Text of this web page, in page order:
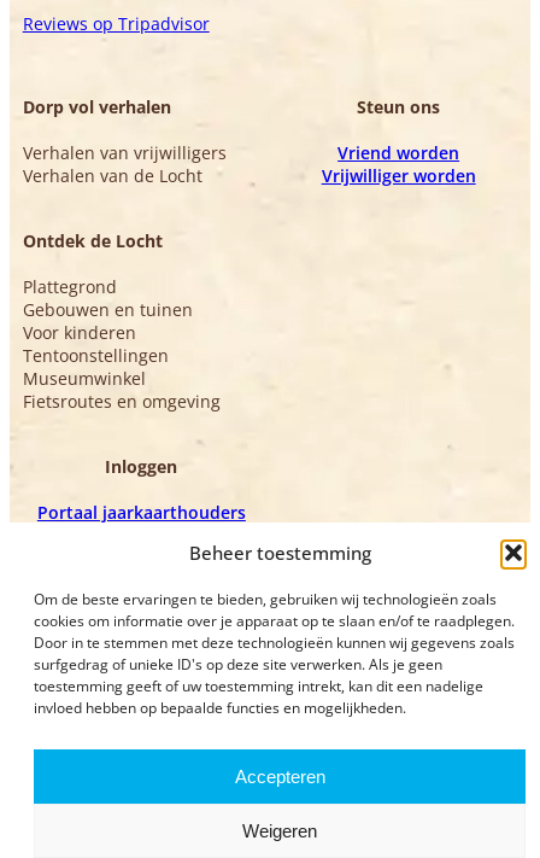
Beheer toestemming
Om de beste ervaringen te bieden, gebruiken wij technologieën zoals
cookies om informatie over je apparaat op te slaan en/of te raadplegen.
Door in te stemmen met deze technologieën kunnen wij gegevens zoals
surfgedrag of unieke ID's op deze site verwerken. Als je geen
toestemming geeft of uw toestemming intrekt, kan dit een nadelige
invloed hebben op bepaalde functies en mogelijkheden.
Accepteren
Weigeren
Reviews op Tripadvisor
Dorp vol verhalen
Verhalen van vrijwilligers
Verhalen van de Locht
Ontdek de Locht
Plattegrond
Gebouwen en tuinen
Voor kinderen
Tentoonstellingen
Museumwinkel
Fietsroutes en omgeving
Steun ons
Vriend worden
Vrijwilliger worden
Inloggen
Portaal jaarkaarthouders
Privacyverklaring